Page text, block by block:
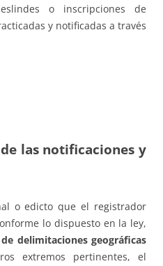
o inscripciones de
y notificadas a través
las notificaciones y
o edicto que el registrador
lo dispuesto en la ley,
delimitaciones geográficas
extremos pertinentes, el